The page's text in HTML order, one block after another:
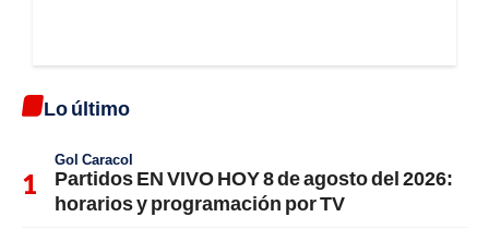
Lo último
Gol Caracol
Partidos EN VIVO HOY 8 de agosto del 2026:
horarios y programación por TV